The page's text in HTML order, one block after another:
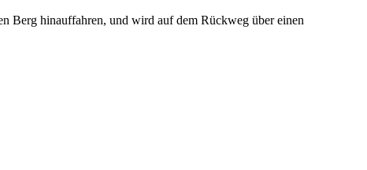
Berg hinauffahren, und wird auf dem Rückweg über einen